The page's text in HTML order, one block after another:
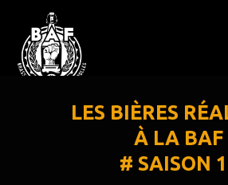
LES BIÈRES
À LA BAF
# SAISON